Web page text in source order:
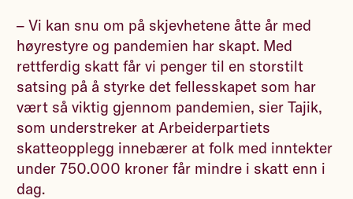
– Vi kan snu om på skjevhetene åtte år med
høyrestyre og pandemien har skapt. Med
rettferdig skatt får vi penger til en storstilt
satsing på å styrke det fellesskapet som har
vært så viktig gjennom pandemien, sier Tajik,
som understreker at Arbeiderpartiets
skatteopplegg innebærer at folk med inntekter
under 750.000 kroner får mindre i skatt enn i
dag.